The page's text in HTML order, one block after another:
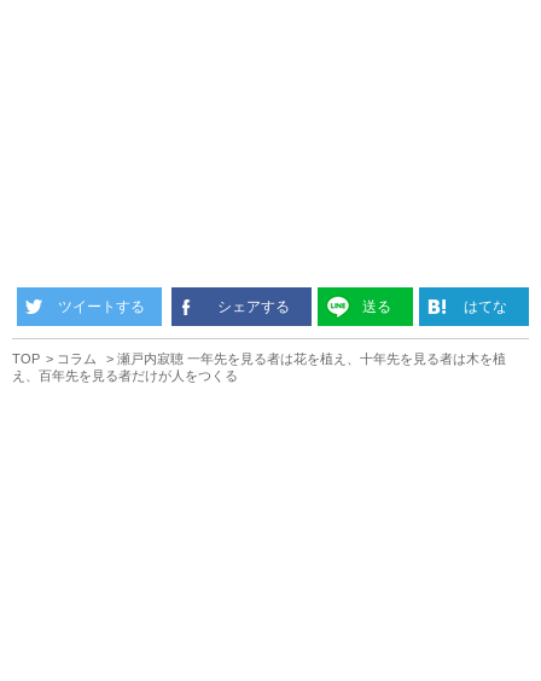
ツイートする シェアする 送る はてな
TOP コラム
瀬戸内寂聴 一年先を見る者は花を植え、十年先を見る者は木を植
え、百年先を見る者だけが人をつくる